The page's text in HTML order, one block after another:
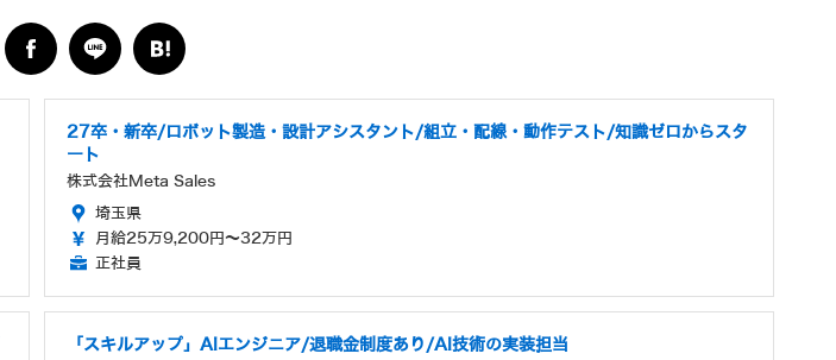
27卒・新卒/ロボット製造・設計アシスタント/組立・配線・動作テスト/知識ゼロからスタ
ート
株式会社Meta Sales
埼玉県
月給25万9,200円～32万円
正社員
「スキルアップ」AIエンジニア/退職金制度あり/AI技術の実装担当